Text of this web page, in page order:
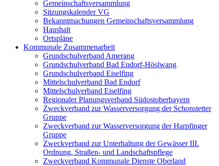
Gemeinschaftsversammlung
Sitzungskalender VG
Bekanntmachungen Gemeinschaftsversammlung
Haushalt
Ortspläne
Kommunale Zusammenarbeit
Grundschulverband Amerang
Grundschulverband Bad Endorf-Höslwang
Grundschulverband Eiselfing
Mittelschulverband Bad Endorf
Mittelschulverband Eiselfing
Regionaler Planungsverband Südostoberbayern
Zweckverband zur Wasserversorgung der Schonstetter
Gruppe
Zweckverband zur Wasserversorgung der Harpfinger
Gruppe
Zweckverband zur Unterhaltung der Gewässer III.
Ordnung, Straßen- und Landschaftspflege
Zweckverband Kommunale Dienste Oberland